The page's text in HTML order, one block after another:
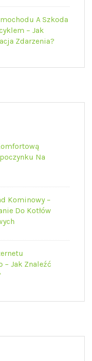
A Szkoda
– Jak
Zdarzenia?
Na
Kominowy –
Do Kotłów
– Jak Znaleźć